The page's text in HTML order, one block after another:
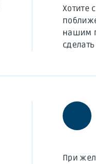
Хотите
нашим
При